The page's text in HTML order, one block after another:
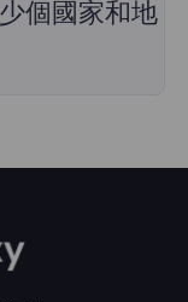
擇和切換不同
個國家和地